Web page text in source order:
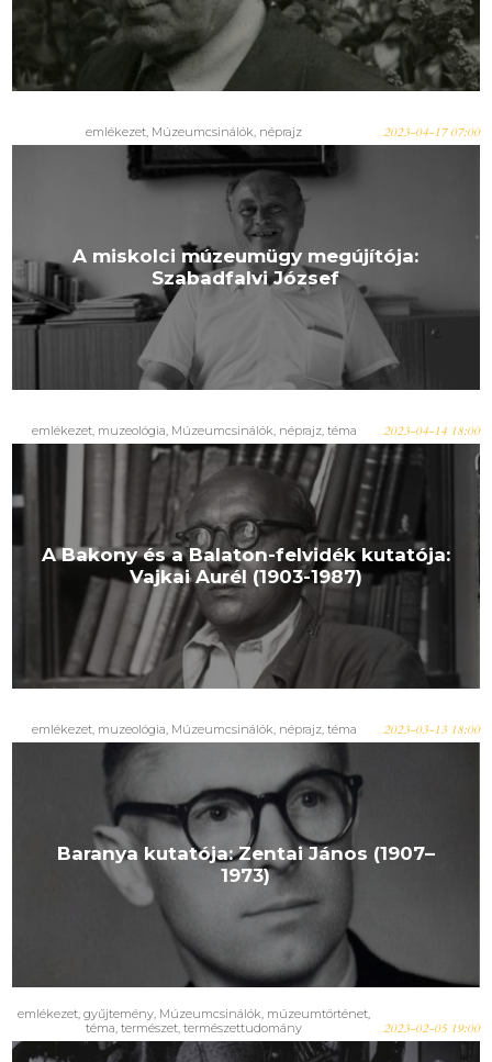
emlékezet, Múzeumcsinálók, néprajz 2023-04-17 07:00
A miskolci múzeumügy megújítója:
Szabadfalvi József
emlékezet, muzeológia, Múzeumcsinálók, néprajz, téma 2023-04-14 18:00
A Bakony és a Balaton-felvidék kutatója:
Vajkai Aurél (1903-1987)
emlékezet, muzeológia, Múzeumcsinálók, néprajz, téma 2023-03-13 18:00
Baranya kutatója: Zentai János (1907–
1973)
emlékezet, gyűjtemény, Múzeumcsinálók, múzeumtörténet,
téma, természet, természettudomány 2023-02-05 19:00